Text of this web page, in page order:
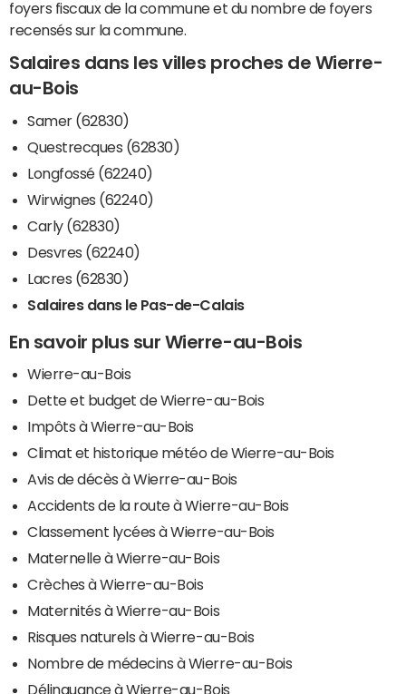
foyers fiscaux de la commune et du nombre de foyers
recensés sur la commune.
Salaires dans les villes proches de Wierre-
au-Bois
Samer (62830)
Questrecques (62830)
Longfossé (62240)
Wirwignes (62240)
Carly (62830)
Desvres (62240)
Lacres (62830)
Salaires dans le Pas-de-Calais
En savoir plus sur Wierre-au-Bois
Wierre-au-Bois
Dette et budget de Wierre-au-Bois
Impôts à Wierre-au-Bois
Climat et historique météo de Wierre-au-Bois
Avis de décès à Wierre-au-Bois
Accidents de la route à Wierre-au-Bois
Classement lycées à Wierre-au-Bois
Maternelle à Wierre-au-Bois
Crèches à Wierre-au-Bois
Maternités à Wierre-au-Bois
Risques naturels à Wierre-au-Bois
Nombre de médecins à Wierre-au-Bois
Délinquance à Wierre-au-Bois